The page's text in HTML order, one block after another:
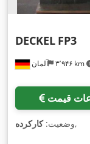
آلمان ۳٬۹۴۶ km
DECKEL FP3
قیمت
وضعیت:کارکرده ,